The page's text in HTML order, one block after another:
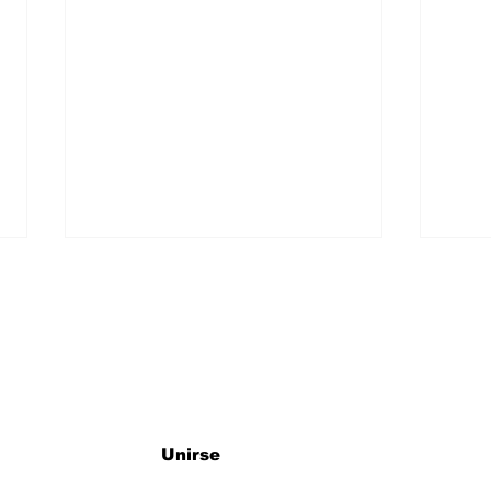
EL ARTE SE VIVE, SE
Unirse